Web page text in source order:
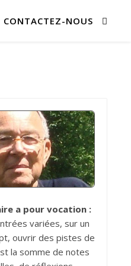
CONTACTEZ-NOUS
a pour vocation :
variées, sur un
ouvrir des pistes de
la somme de notes